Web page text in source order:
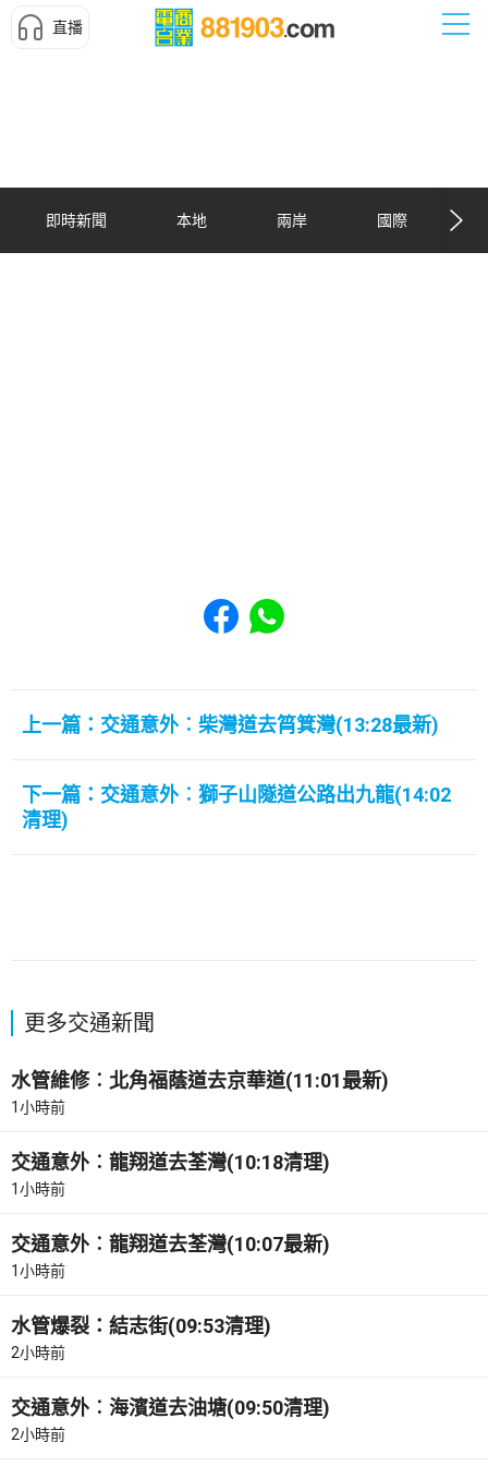
直播
即時新聞 本地 兩岸 國際
Share to Facebook
Share to WhatsApp
上一篇：交通意外︰柴灣道去筲箕灣(13:28最新)
下一篇：交通意外︰獅子山隧道公路出九龍(14:02
清理)
更多交通新聞
水管維修︰北角福蔭道去京華道(11:01最新)
1小時前
交通意外︰龍翔道去荃灣(10:18清理)
1小時前
交通意外︰龍翔道去荃灣(10:07最新)
1小時前
水管爆裂：結志街(09:53清理)
2小時前
交通意外︰海濱道去油塘(09:50清理)
2小時前